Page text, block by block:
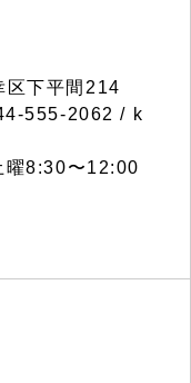
下平間214
555-2062 / k
8:30〜12:00